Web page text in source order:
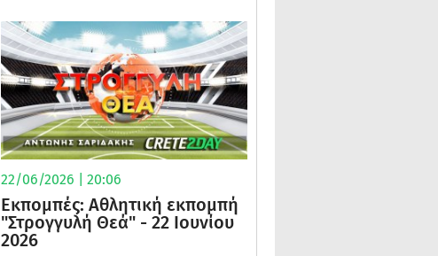
22/06/2026 | 20:06
Εκπομπές: Αθλητική εκπομπή
"Στρογγυλή Θεά" - 22 Ιουνίου
2026